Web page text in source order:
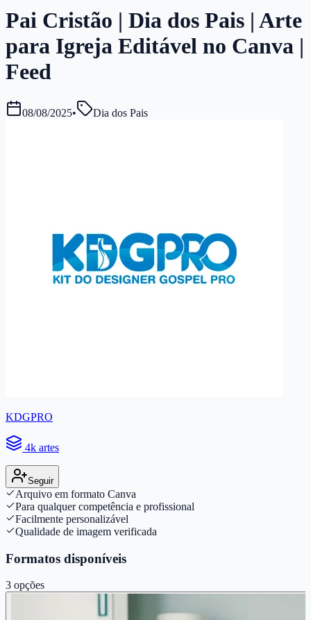
Pai Cristão | Dia dos Pais | Arte
para Igreja Editável no Canva |
Feed
08/08/2025• Dia dos Pais
KDGPRO
4k artes
Seguir
Arquivo em formato Canva
Para qualquer competência e profissional
Facilmente personalizável
Qualidade de imagem verificada
Formatos disponíveis
3 opções